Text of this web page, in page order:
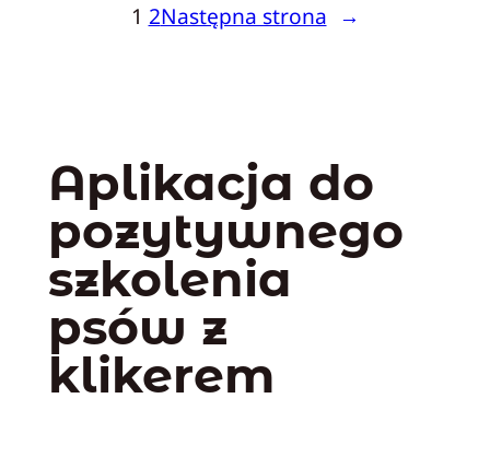
1 2Następna strona →
Aplikacja do
pozytywnego
szkolenia
psów z
klikerem